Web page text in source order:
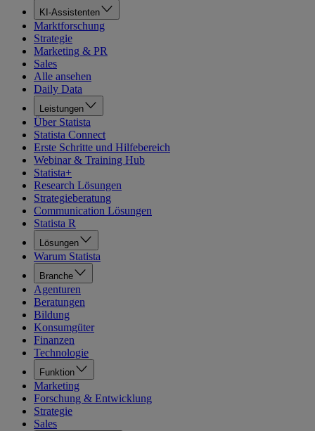
KI-Assistenten
Marktforschung
Strategie
Marketing & PR
Sales
Alle ansehen
Daily Data
Leistungen
Über Statista
Statista Connect
Erste Schritte und Hilfebereich
Webinar & Training Hub
Statista+
Research Lösungen
Strategieberatung
Communication Lösungen
Statista R
Lösungen
Warum Statista
Branche
Agenturen
Beratungen
Bildung
Konsumgüter
Finanzen
Technologie
Funktion
Marketing
Forschung & Entwicklung
Strategie
Sales